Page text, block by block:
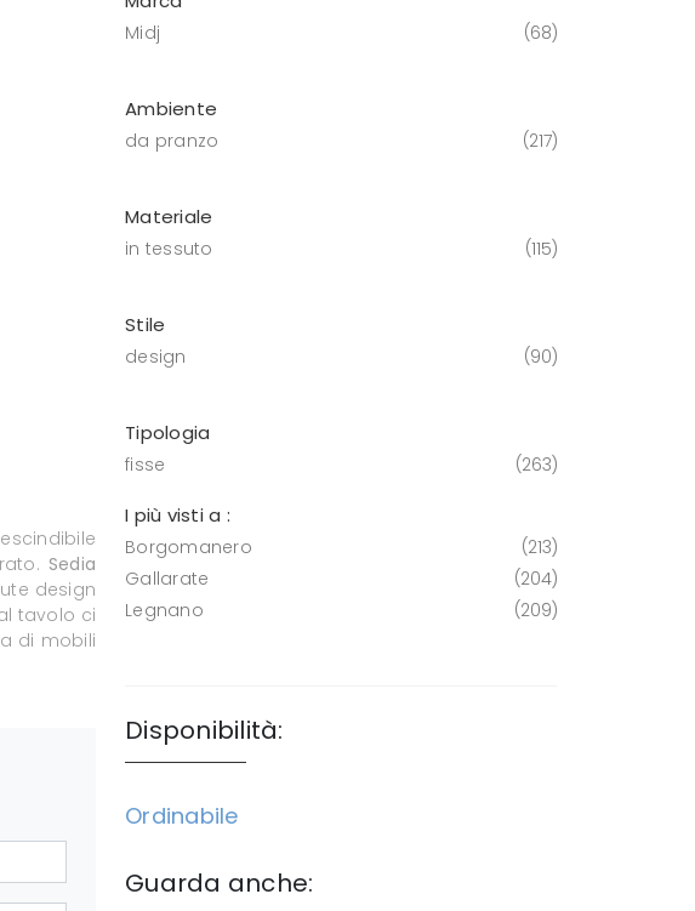
Sedia
design
tavolo ci
di mobili
Midj 68
Ambiente
da pranzo 217
Materiale
in tessuto 115
Stile
design 90
Tipologia
fisse 263
I più visti a :
Borgomanero
213
Gallarate
204
Legnano
209
Disponibilità:
Ordinabile
Guarda anche: